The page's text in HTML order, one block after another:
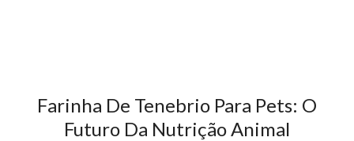
Farinha De Tenebrio Para Pets: O
Futuro Da Nutrição Animal